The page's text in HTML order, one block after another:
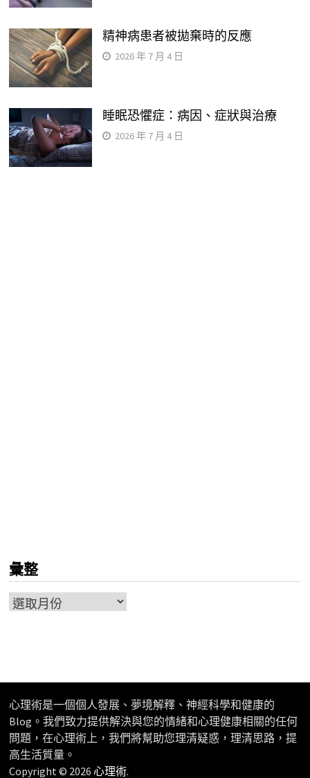
精神病患者被拋棄時的反應
2026 年 7 月 4 日
睡眠恐懼症：病因、症狀與治療
2026 年 7 月 4 日
彙整
彙
心理術是一個個人發展、夢境解釋、神經科學和健康的
Blog。我們致力提供解決與您的情緒和心理健康相關的任何
問題，在心理術上，我們將幫助您理清疑惑，理清思路，提
高生活質量。
Copyright © 2026 心理術.